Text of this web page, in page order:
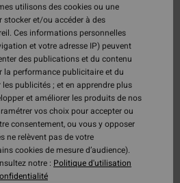
utilisons des cookies ou une
et/ou accéder à des
Ces informations personnelles
et votre adresse IP) peuvent
des publications et du contenu
la performance publicitaire et du
publicités ; et en apprendre plus
et améliorer les produits de nos
vos choix pour accepter ou
consentement, ou vous y opposer
ne relèvent pas de votre
cookies de mesure d’audience).
notre : Politique d'utilisation